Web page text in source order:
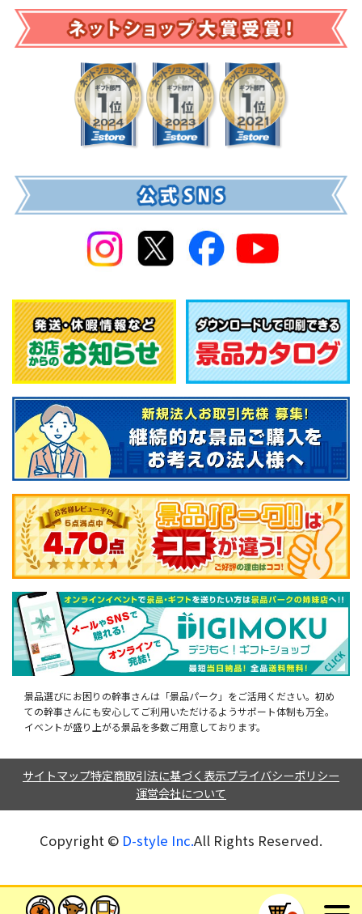
景品選びにお困りの幹事さんは「景品パーク」をご活用ください。初め
ての幹事さんにも安心してご利用いただけるようサポート体制も万全。
イベントが盛り上がる景品を多数ご用意しております。
サイトマップ特定商取引法に基づく表示プライバシーポリシー
運営会社について
Copyright ©︎ D-style Inc.All Rights Reserved.